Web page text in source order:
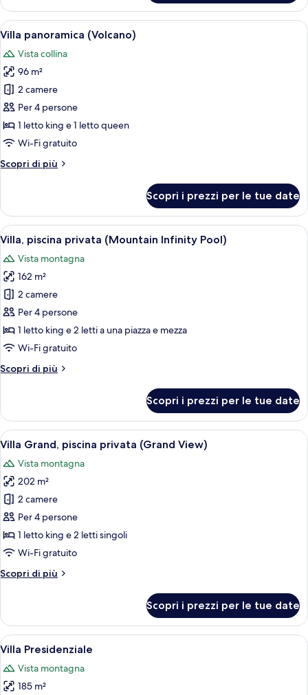
Standard
(Volcano
Vista)
Apri
tutte
le
foto
per
Villa
panoramica
(Volcano)
Una terrazza in legno con
7
Villa panoramica (Volcano)
Vista collina
96 m²
2 camere
Per 4 persone
1 letto king e 1 letto queen
Wi-Fi gratuito
Scopri di più
Altri
panoramica
(Volcano)
Scopri i prezzi per le tue date
Apri
tutte
le
foto
per
Villa,
piscina
privata
(Mountain
Infinity
Un'ampia stanza con un divano
6
Villa, piscina privata (Mountain Infinity Pool)
Vista montagna
162 m²
2 camere
Per 4 persone
1 letto king e 2 letti a una piazza e mezza
Wi-Fi gratuito
Scopri di più
Altri
piscina
privata
(Mountain
Pool)
Scopri i prezzi per le tue date
Apri
tutte
le
foto
per
Villa
Grand,
piscina
(Grand
Una piscina a sfioro con un pontile
7
Villa Grand, piscina privata (Grand View)
Vista montagna
202 m²
2 camere
Per 4 persone
1 letto king e 2 letti singoli
Wi-Fi gratuito
Scopri di più
Altri
Grand,
piscina
privata
View)
Scopri i prezzi per le tue date
Apri
tutte
le
foto
Una moderna località turistica con
8
Villa Presidenziale
Vista montagna
185 m²